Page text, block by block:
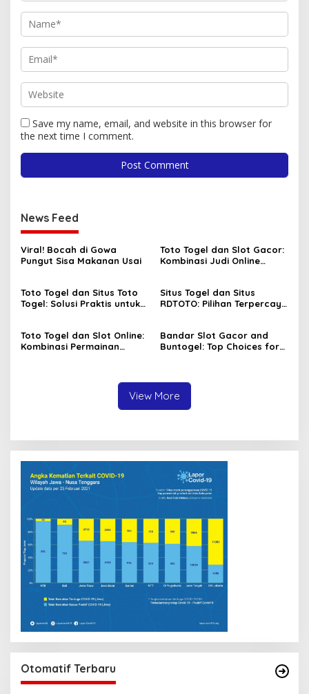
Save my name, email, and website in this browser for
the next time I comment.
News Feed
Viral! Bocah di Gowa
Pungut Sisa Makanan Usai
Toto Togel dan Slot Gacor:
Kombinasi Judi Online
Toto Togel dan Situs Toto
Togel: Solusi Praktis untuk
Situs Togel dan Situs
RDTOTO: Pilihan Terpercaya
Toto Togel dan Slot Online:
Kombinasi Permainan
Bandar Slot Gacor and
Buntogel: Top Choices for
View More
Otomatif Terbaru